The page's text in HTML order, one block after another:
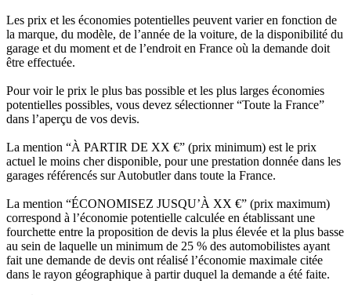
Les prix et les économies potentielles peuvent varier en fonction de
la marque, du modèle, de l’année de la voiture, de la disponibilité du
garage et du moment et de l’endroit en France où la demande doit
être effectuée.
Pour voir le prix le plus bas possible et les plus larges économies
potentielles possibles, vous devez sélectionner “Toute la France”
dans l’aperçu de vos devis.
La mention “À PARTIR DE XX €” (prix minimum) est le prix
actuel le moins cher disponible, pour une prestation donnée dans les
garages référencés sur Autobutler dans toute la France.
La mention “ÉCONOMISEZ JUSQU’À XX €” (prix maximum)
correspond à l’économie potentielle calculée en établissant une
fourchette entre la proposition de devis la plus élevée et la plus basse
au sein de laquelle un minimum de 25 % des automobilistes ayant
fait une demande de devis ont réalisé l’économie maximale citée
dans le rayon géographique à partir duquel la demande a été faite.